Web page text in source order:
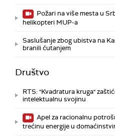
Požari na više mesta u
helikopteri MUP-a
Saslušanje zbog ubistva na
branili ćutanjem
Društvo
RTS: "Kvadratura kruga"
intelektualnu svojinu
Apel za racionalnu
trećinu energije u